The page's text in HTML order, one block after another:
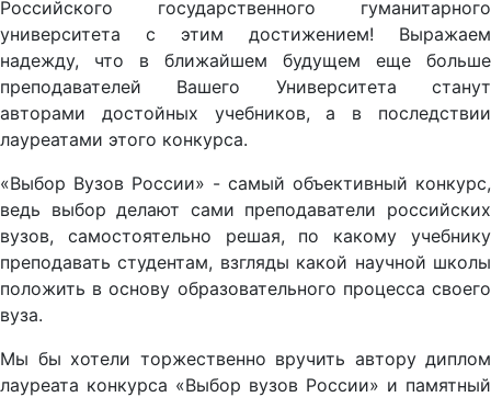
Российского государственного гуманитарного
университета с этим достижением! Выражаем
надежду, что в ближайшем будущем еще больше
преподавателей Вашего Университета станут
авторами достойных учебников, а в последствии
лауреатами этого конкурса.
«Выбор Вузов России» - самый объективный конкурс,
ведь выбор делают сами преподаватели российских
вузов, самостоятельно решая, по какому учебнику
преподавать студентам, взгляды какой научной школы
положить в основу образовательного процесса своего
вуза.
Мы бы хотели торжественно вручить автору диплом
лауреата конкурса «Выбор вузов России» и памятный